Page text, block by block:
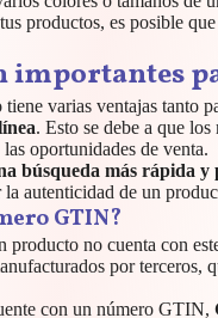
productos, es posible que
importantes
varias ventajas tanto
. Esto se debe a que
oportunidades de venta.
búsqueda más rápida y
autenticidad de un
GTIN?
producto no cuenta con
por
con un número GTIN,